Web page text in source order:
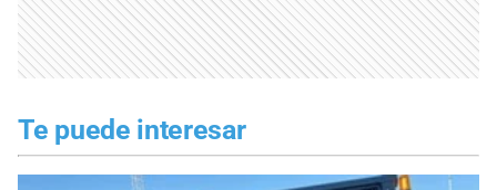
Te puede interesar